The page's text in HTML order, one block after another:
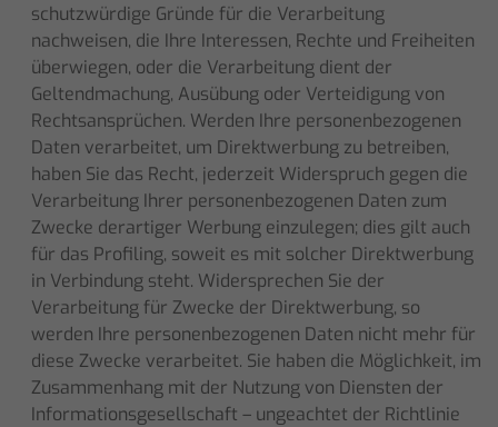
schutzwürdige Gründe für die Verarbeitung
nachweisen, die Ihre Interessen, Rechte und Freiheiten
überwiegen, oder die Verarbeitung dient der
Geltendmachung, Ausübung oder Verteidigung von
Rechtsansprüchen. Werden Ihre personenbezogenen
Daten verarbeitet, um Direktwerbung zu betreiben,
haben Sie das Recht, jederzeit Widerspruch gegen die
Verarbeitung Ihrer personenbezogenen Daten zum
Zwecke derartiger Werbung einzulegen; dies gilt auch
für das Profiling, soweit es mit solcher Direktwerbung
in Verbindung steht. Widersprechen Sie der
Verarbeitung für Zwecke der Direktwerbung, so
werden Ihre personenbezogenen Daten nicht mehr für
diese Zwecke verarbeitet. Sie haben die Möglichkeit, im
Zusammenhang mit der Nutzung von Diensten der
Informationsgesellschaft – ungeachtet der Richtlinie